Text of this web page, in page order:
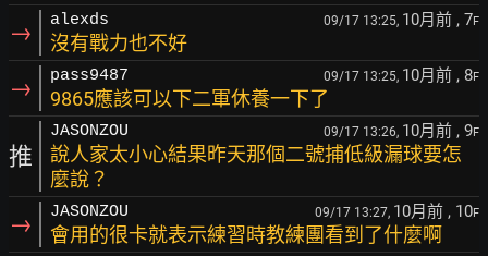
→ alexds 09/17 13:25, 10月前 , 7F
沒有戰力也不好
→ pass9487 09/17 13:25, 10月前 , 8F
9865應該可以下二軍休養一下了
推
JASONZOU 09/17 13:26, 10月前 , 9F
說人家太小心結果昨天那個二號捕低級漏球要怎
麼說？
→ JASONZOU 09/17 13:27, 10月前 , 10F
會用的很卡就表示練習時教練團看到了什麼啊